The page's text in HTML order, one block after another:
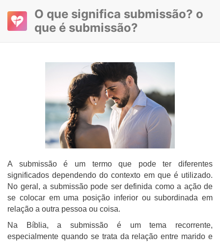
O que significa submissão? o
que é submissão?
A submissão é um termo que pode ter diferentes
significados dependendo do contexto em que é utilizado.
No geral, a submissão pode ser definida como a ação de
se colocar em uma posição inferior ou subordinada em
relação a outra pessoa ou coisa.
Na Bíblia, a submissão é um tema recorrente,
especialmente quando se trata da relação entre marido e